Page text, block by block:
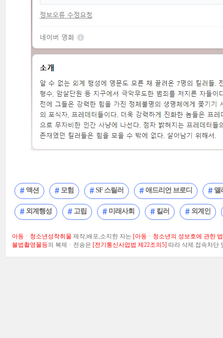
액션 모험 SF 스릴러 애드리언 브로디 앨
외계행성 고립 미래사회 킬러 외계인
아동ㆍ청소년성착취물 제작,배포,소지한 자는 [아동ㆍ청소년의 성보호에 관한
불법촬영물등의 복제ㆍ전송은 [전기통신사업법 제22조의5] 따라 삭제.접속차단